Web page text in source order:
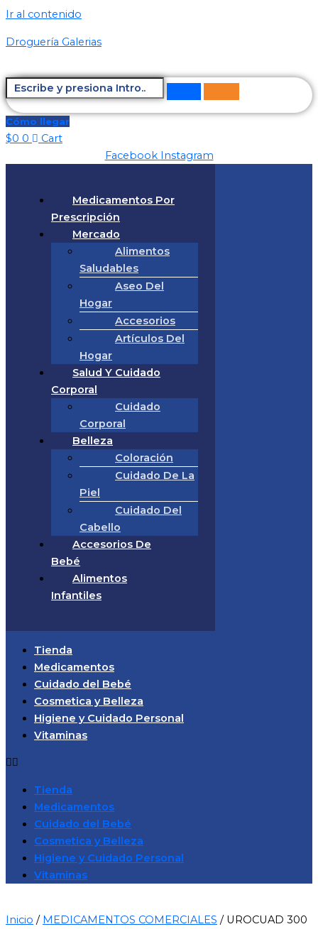
Ir al contenido
Droguería Galerias
Cómo llegar
$0 0
Cart
Facebook Instagram
Medicamentos Por
Prescripción
Mercado
Alimentos
Saludables
Aseo Del
Hogar
Accesorios
Artículos Del
Hogar
Salud Y Cuidado
Corporal
Cuidado
Corporal
Belleza
Coloración
Cuidado De La
Piel
Cuidado Del
Cabello
Accesorios De
Bebé
Alimentos
Infantiles
Tienda
Medicamentos
Cuidado del Bebé
Cosmetica y Belleza
Higiene y Cuidado Personal
Vitaminas
Tienda
Medicamentos
Cuidado del Bebé
Cosmetica y Belleza
Higiene y Cuidado Personal
Vitaminas
Inicio / MEDICAMENTOS COMERCIALES / UROCUAD 300